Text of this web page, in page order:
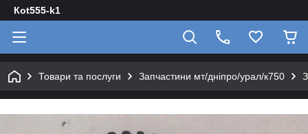
Кot555-k1
Товари та послуги Запчастини мт/дніпро/урал/к750